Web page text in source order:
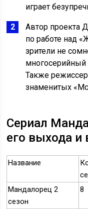
играет
Автор проекта
по работе над
зрители не
Также
знаменитых
Сериал
его выхода и
Название
Мандалорец 2
сезон
8